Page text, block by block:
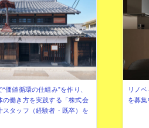
価値循環の仕組み”を作り、
の働き方を実践する「株式会
タッフ（経験者・既卒）を
リノ
を募